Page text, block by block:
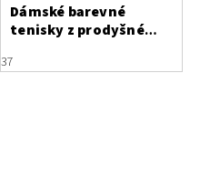
Dámské barevné
tenisky z prodyšné
37